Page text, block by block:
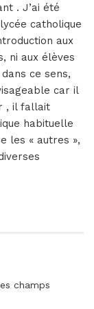
. J’ai été
catholique
aux
ni aux élèves
ce sens,
car il
, il fallait
habituelle
les « autres »,
champs